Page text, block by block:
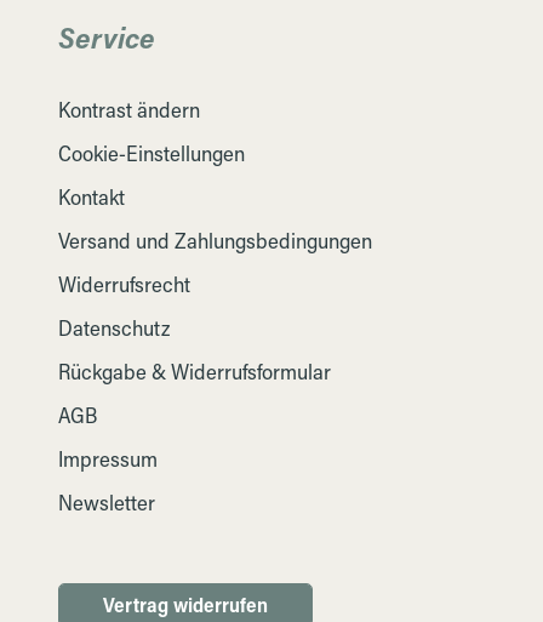
Service
Kontrast ändern
Cookie-Einstellungen
Kontakt
Versand und Zahlungsbedingungen
Widerrufsrecht
Datenschutz
Rückgabe & Widerrufsformular
AGB
Impressum
Newsletter
Vertrag widerrufen